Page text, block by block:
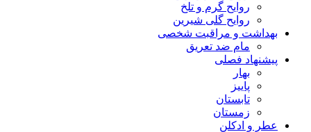
روایح گرم و تلخ
روایح گلی شیرین
بهداشت و مراقبت شخصی
مام ضد تعریق
پیشنهاد فصلی
بهار
پاییز
تابستان
زمستان
عطر و ادکلن